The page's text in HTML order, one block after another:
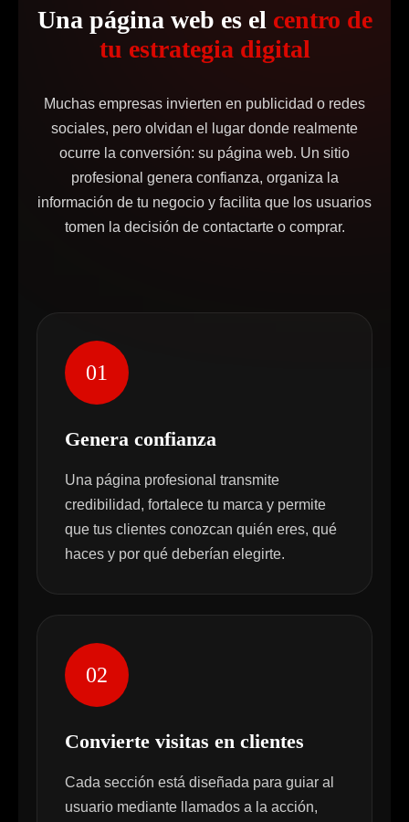
Una página web es el centro de
tu estrategia digital
Muchas empresas invierten en publicidad o redes
sociales, pero olvidan el lugar donde realmente
ocurre la conversión: su página web. Un sitio
profesional genera confianza, organiza la
información de tu negocio y facilita que los usuarios
tomen la decisión de contactarte o comprar.
01
Genera confianza
Una página profesional transmite
credibilidad, fortalece tu marca y permite
que tus clientes conozcan quién eres, qué
haces y por qué deberían elegirte.
02
Convierte visitas en clientes
Cada sección está diseñada para guiar al
usuario mediante llamados a la acción,